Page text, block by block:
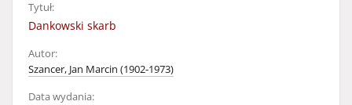
Tytuł:
Dankowski skarb
Autor:
Szancer, Jan Marcin (1902-1973)
Data wydania: